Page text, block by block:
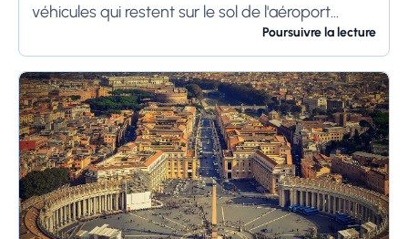
véhicules qui restent sur le sol de l'aéroport
pendant une longue période, voire des
semaines, les...
Poursuivre la lecture